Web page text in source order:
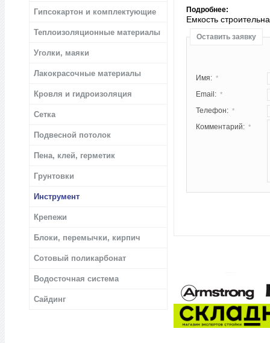
Гипсокартон и комплектующие
Теплоизоляционные материалы
Уголки, маяки
Лакокрасочные материалы
Кровля и гидроизоляция
Сетка
Подвесной потолок
Пена, клей, герметик
Грунтовки
Инструмент
Крепежи
Блоки, перемычки, кирпич
Сотовый поликарбонат
Водосточная система
Сайдинг
Подробнее:
Емкость
Оставить заявку
Имя: *
Email: *
Телефон: *
Комментарий: *